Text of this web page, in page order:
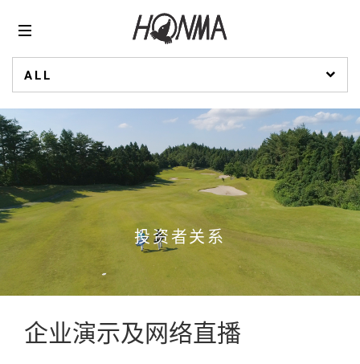
ALL
投资者关系
企业演示及网络直播